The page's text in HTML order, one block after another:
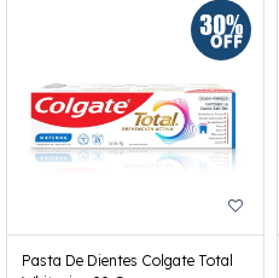
Pasta De Dientes Colgate Total